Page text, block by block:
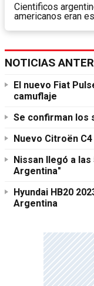
Cientificos
americanos eran
NOTICIAS
El nuevo Fiat
camuflaje
Se confirman los
Nuevo Citroën
Nissan llegó a
Argentina"
Hyundai HB20
Argentina